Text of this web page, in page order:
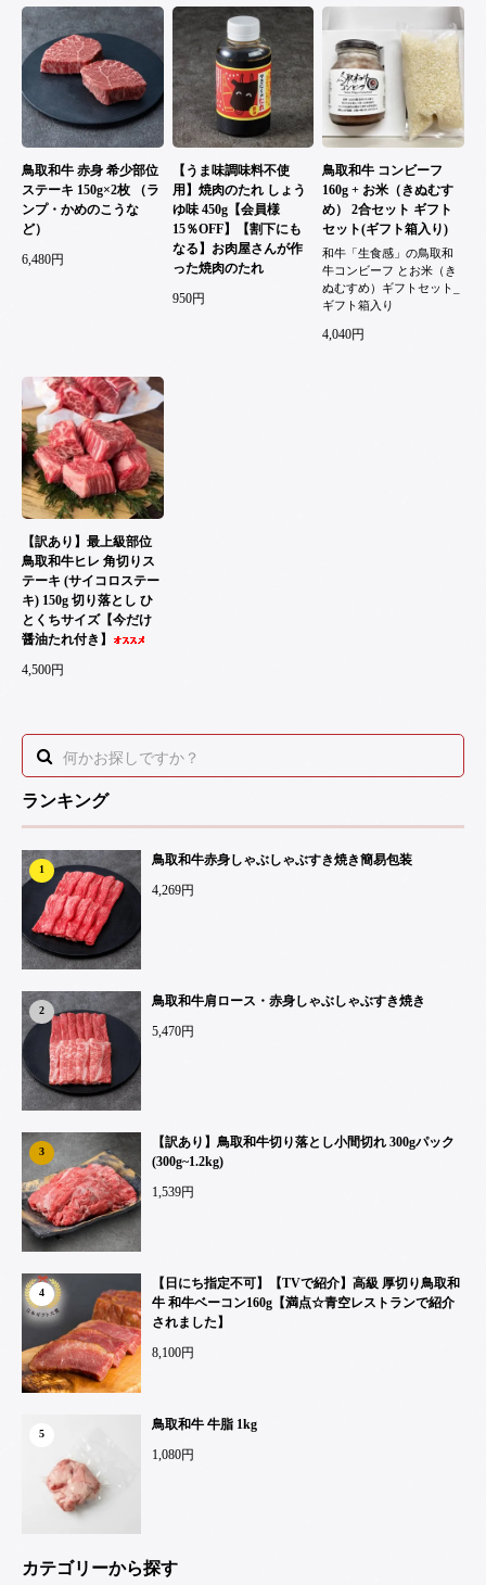
ランキング
1
鳥取和牛赤身しゃぶしゃぶすき焼き簡易包装
4,269円
2
鳥取和牛肩ロース・赤身しゃぶしゃぶすき焼き
5,470円
3
【訳あり】鳥取和牛切り落とし小間切れ 300gパック
(300g~1.2kg)
1,539円
4
【日にち指定不可】【TVで紹介】高級 厚切り鳥取和
牛 和牛ベーコン160g【満点☆青空レストランで紹介
されました】
8,100円
5
鳥取和牛 牛脂 1kg
1,080円
カテゴリーから探す
鳥取和牛 赤身 希少部位
ステーキ 150g×2枚 （ラ
ンプ・かめのこうな
ど）
6,480円
【うま味調味料不使
用】焼肉のたれ しょう
ゆ味 450g【会員様
15％OFF】【割下にも
なる】お肉屋さんが作
った焼肉のたれ
950円
鳥取和牛 コンビーフ
160g + お米（きぬむす
め） 2合セット ギフト
セット(ギフト箱入り)
和牛「生食感」の鳥取和
牛コンビーフ とお米（き
ぬむすめ）ギフトセット_
ギフト箱入り
4,040円
【訳あり】最上級部位
鳥取和牛ヒレ 角切りス
テーキ (サイコロステー
キ) 150g 切り落とし ひ
とくちサイズ【今だけ
醤油たれ付き】
4,500円